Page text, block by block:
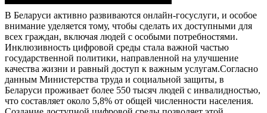
В Беларуси активно развиваются онлайн-госуслуги, и особое
внимание уделяется тому, чтобы сделать их доступными для
всех граждан, включая людей с особыми потребностями.
Инклюзивность цифровой среды стала важной частью
государственной политики, направленной на улучшение
качества жизни и равный доступ к важным услугам.Согласно
данным Министерства труда и социальной защиты, в
Беларуси проживает более 550 тысяч людей с инвалидностью,
что составляет около 5,8% от общей численности населения.